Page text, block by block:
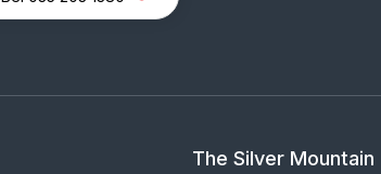
The Silver Mountain